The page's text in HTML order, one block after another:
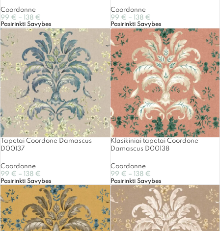
Coordonne
99 € – 138 €
Pasirinkti Savybes
Coordonne
99 € – 138 €
Pasirinkti Savybes
Tapetai Coordone Damascus
D00137
Coordonne
99 € – 138 €
Pasirinkti Savybes
Klasikiniai tapetai Coordone
Damascus D00138
Coordonne
99 € – 138 €
Pasirinkti Savybes